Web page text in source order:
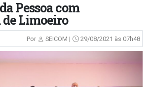
Pessoa com
Limoeiro
Por SEICOM | 29/08/2021 às 07h48